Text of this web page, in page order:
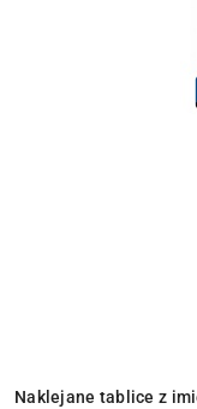
Naklejane tablice z